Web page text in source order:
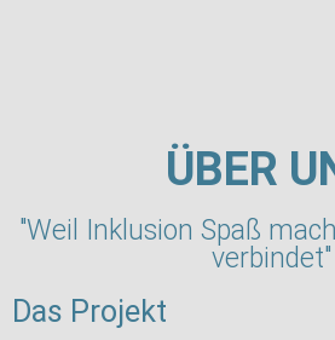
ÜBER
"Weil Inklusion Spaß
verbindet"
Das Projekt